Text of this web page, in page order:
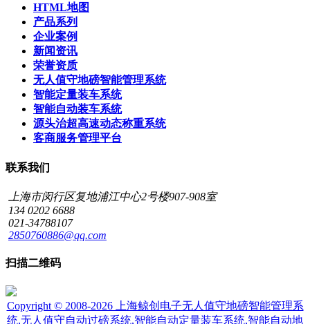
HTML地图
产品系列
企业案例
新闻资讯
荣誉资质
无人值守地磅智能管理系统
智能定量装车系统
智能自动装车系统
源头治超高速动态称重系统
客商服务管理平台
联系我们
上海市闵行区复地浦江中心2号楼907-908室
134 0202 6688
021-34788107
2850760886@qq.com
扫描二维码
Copyright © 2008-2026 上海鲸创电子无人值守地磅智能管理系
统,无人值守自动过磅系统,智能自动定量装车系统,智能自动地